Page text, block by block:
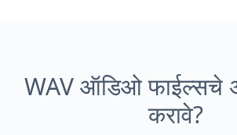
WAV ऑडिओ फाईल्सचे
करावे?